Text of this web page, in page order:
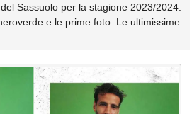
Sassuolo per la stagione 2023/2024:
e le prime foto. Le ultimissime